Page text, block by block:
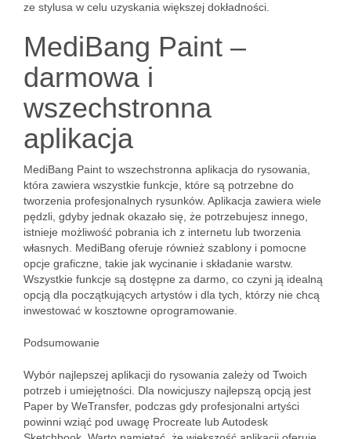
ze stylusa w celu uzyskania większej dokładności.
MediBang Paint –
darmowa i
wszechstronna
aplikacja
MediBang Paint to wszechstronna aplikacja do rysowania,
która zawiera wszystkie funkcje, które są potrzebne do
tworzenia profesjonalnych rysunków. Aplikacja zawiera wiele
pędzli, gdyby jednak okazało się, że potrzebujesz innego,
istnieje możliwość pobrania ich z internetu lub tworzenia
własnych. MediBang oferuje również szablony i pomocne
opcje graficzne, takie jak wycinanie i składanie warstw.
Wszystkie funkcje są dostępne za darmo, co czyni ją idealną
opcją dla początkujących artystów i dla tych, którzy nie chcą
inwestować w kosztowne oprogramowanie.
Podsumowanie
Wybór najlepszej aplikacji do rysowania zależy od Twoich
potrzeb i umiejętności. Dla nowicjuszy najlepszą opcją jest
Paper by WeTransfer, podczas gdy profesjonalni artyści
powinni wziąć pod uwagę Procreate lub Autodesk